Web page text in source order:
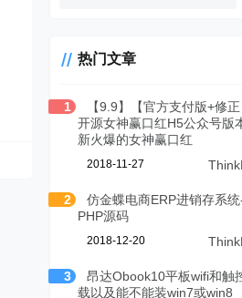
热门文章
1
【9.9】【官方支付版+修
开源女神赢口红H5公众号版
新火爆的女神赢口红
2018-11-27
2
仿金蝶电商ERP进销存系
PHP源码
2018-12-20
3
昂达Obook10平板wifi和触
载以及能不能装win7或win8